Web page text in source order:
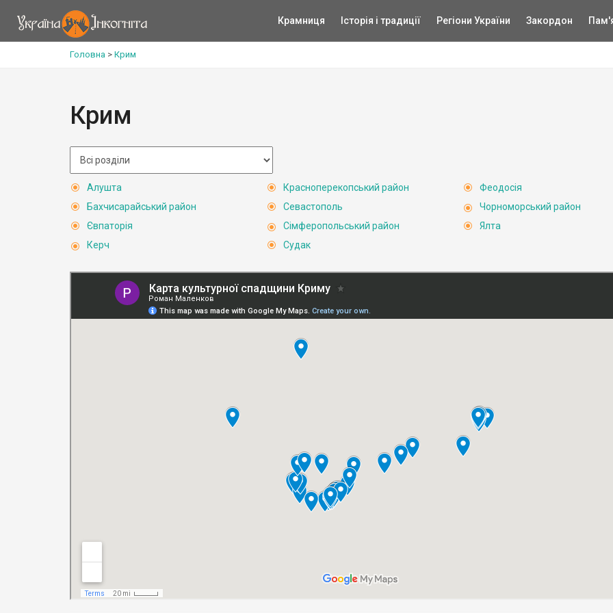
Крамниця Історія і традиції Регіони України Закордон
Головна > Крим
Крим
Алушта
Бахчисарайський район
Євпаторія
Керч
Красноперекопський район
Севастополь
Сімферопольський район
Судак
Феодосія
Чорноморський район
Ялта